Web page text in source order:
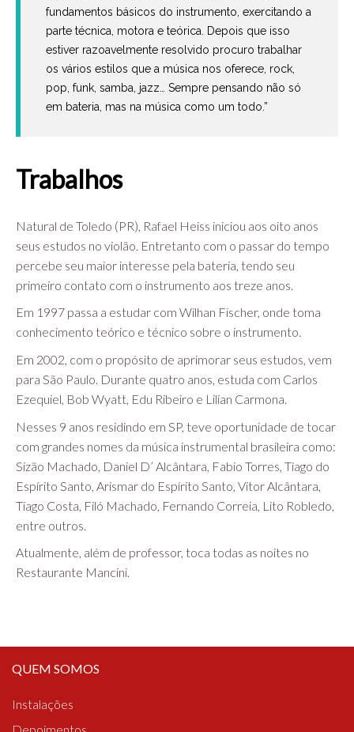
fundamentos básicos do instrumento, exercitando a
parte técnica, motora e teórica. Depois que isso
estiver razoavelmente resolvido procuro trabalhar
os vários estilos que a música nos oferece, rock,
pop, funk, samba, jazz… Sempre pensando não só
em bateria, mas na música como um todo.”
Trabalhos
Natural de Toledo (PR), Rafael Heiss iniciou aos oito anos
seus estudos no violão. Entretanto com o passar do tempo
percebe seu maior interesse pela bateria, tendo seu
primeiro contato com o instrumento aos treze anos.
Em 1997 passa a estudar com Wilhan Fischer, onde toma
conhecimento teórico e técnico sobre o instrumento.
Em 2002, com o propósito de aprimorar seus estudos, vem
para São Paulo. Durante quatro anos, estuda com Carlos
Ezequiel, Bob Wyatt, Edu Ribeiro e Lilian Carmona.
Nesses 9 anos residindo em SP, teve oportunidade de tocar
com grandes nomes da música instrumental brasileira como:
Sizão Machado, Daniel D’ Alcântara, Fabio Torres, Tiago do
Espírito Santo, Arismar do Espírito Santo, Vitor Alcântara,
Tiago Costa, Filó Machado, Fernando Correia, Lito Robledo,
entre outros.
Atualmente, além de professor, toca todas as noites no
Restaurante Mancini.
QUEM SOMOS
Instalações